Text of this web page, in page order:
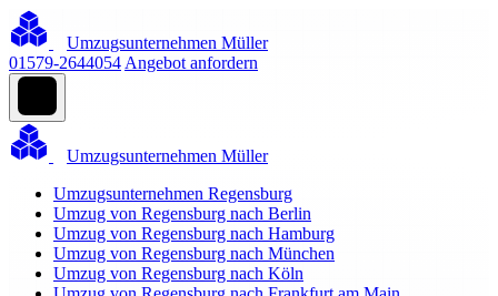
Umzugsunternehmen Müller
01579-2644054 Angebot anfordern
Umzugsunternehmen Müller
Umzugsunternehmen Regensburg
Umzug von Regensburg nach Berlin
Umzug von Regensburg nach Hamburg
Umzug von Regensburg nach München
Umzug von Regensburg nach Köln